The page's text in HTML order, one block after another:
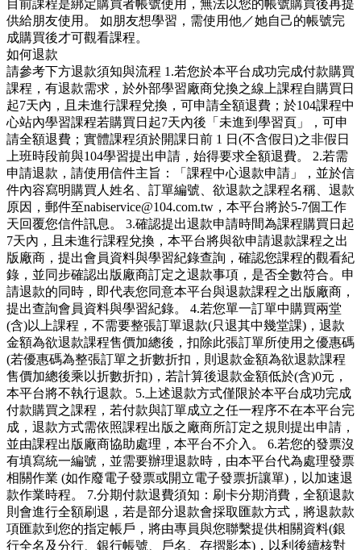
目前課程是綁定購買者帳號使用，無法以您的帳號購買後再提
供給朋友使用。 如朋友想學習，需使用他／她自己的帳號完
成購買後才可觀看課程。
如何退款
請參考下方退款須知與流程 1.若您於本平台成功完成付款購買
課程，有退款需求，於外部學習廠商兌換之線上課程自購買日
起7天內，且未進行課程兌換，可申請全額退費；於104課程中
心站內學習課程若購買日起7天內後「未進到學習頁」，可申
請全額退費；實體課程須於開課日前 1 日(不含假日)之非假日
上班時段前與104學習提出申請，始得要求全額退費。 2.若需
申請退款，請使用信件主旨：「課程中心退款申請」，並於信
件內容寫明購買人姓名、訂單編號、欲退款之課程名稱、退款
原因，郵件至nabiservice@104.com.tw，本平台將於5-7個工作
天回覆您信件訊息。 3.確認提出退款申請時間為課程購買日起
7天內，且未進行課程兌換，本平台將與欲申請退款課程之出
版廠商，提出會員資料與學習紀錄查詢，確認您課程的觀看紀
錄，並同步確認出版廠商訂定之退款事項，是否全數符合。申
請退款的同時，即代表您同意本平台與退款課程之出版廠商，
提出查詢會員資料與學習紀錄。 4.若您單一訂單中購買兩堂
(含)以上課程，不需要整張訂單退款(只退其中幾堂課)，退款
金額為欲退款課程售價加總後，扣除此張訂單所使用之優惠碼
(若優惠碼為整張訂單之折數折扣，則退款金額為欲退款課程
售價加總後乘以折數折扣)，若計算後退款金額低於(含)0元，
本平台將不執行退款。5.上述退款方式僅限於本平台成功完成
付款購買之課程，若付款與訂單成立之任一程序不在本平台完
成，退款方式需依照課程出版之廠商所訂定之規則提出申請，
並由課程出版廠商協助處理，本平台不介入。 6.若您的發票沒
有填寫統一編號，並需要辦理退款時，由本平台代為處理發票
相關作業 (如作廢電子發票或開立電子發票折讓單)，以加速退
款作業時程。 7.分期付款退費須知：刷卡分期消費，全額退款
則會進行全額刷退，若是部分退款會採取匯款方式，將退款款
項匯款到您的指定帳戶，將由專員與您聯繫提供相關資料(銀
行全名及分行、銀行帳號、戶名、存摺影本)，以利後續核對